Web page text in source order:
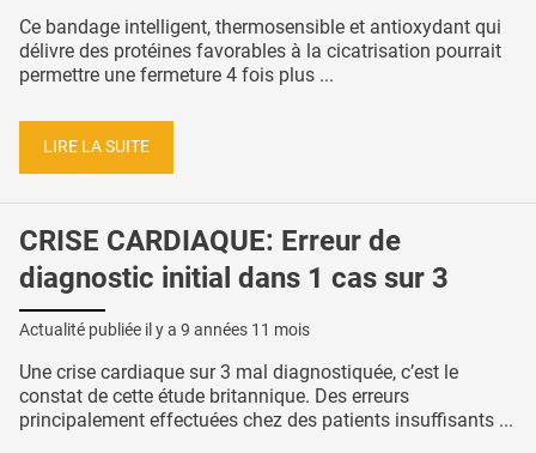
Ce bandage intelligent, thermosensible et antioxydant qui
délivre des protéines favorables à la cicatrisation pourrait
permettre une fermeture 4 fois plus ...
LIRE LA SUITE
CRISE CARDIAQUE: Erreur de
diagnostic initial dans 1 cas sur 3
Actualité publiée il y a 9 années 11 mois
Une crise cardiaque sur 3 mal diagnostiquée, c’est le
constat de cette étude britannique. Des erreurs
principalement effectuées chez des patients insuffisants ...